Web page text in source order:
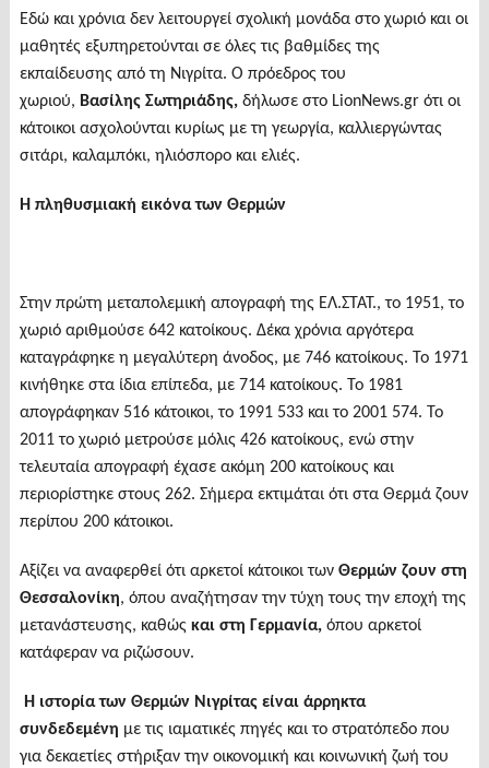
Εδώ και χρόνια δεν λειτουργεί σχολική μονάδα στο χωριό και οι
μαθητές εξυπηρετούνται σε όλες τις βαθμίδες της
εκπαίδευσης από τη Νιγρίτα. Ο πρόεδρος του
χωριού, Βασίλης Σωτηριάδης,δήλωσε στο LionNews.gr ότι οι
κάτοικοι ασχολούνται κυρίως με τη γεωργία, καλλιεργώντας
σιτάρι, καλαμπόκι, ηλιόσπορο και ελιές.
Η πληθυσμιακή εικόνα των Θερμών
Στην πρώτη μεταπολεμική απογραφή της ΕΛ.ΣΤΑΤ., το 1951, το
χωριό αριθμούσε 642 κατοίκους. Δέκα χρόνια αργότερα
καταγράφηκε η μεγαλύτερη άνοδος, με 746 κατοίκους. Το 1971
κινήθηκε στα ίδια επίπεδα, με 714 κατοίκους. Το 1981
απογράφηκαν 516 κάτοικοι, το 1991 533 και το 2001 574. Το
2011 το χωριό μετρούσε μόλις 426 κατοίκους, ενώ στην
τελευταία απογραφή έχασε ακόμη 200 κατοίκους και
περιορίστηκε στους 262. Σήμερα εκτιμάται ότι στα Θερμά ζουν
περίπου 200 κάτοικοι.
Αξίζει να αναφερθεί ότι αρκετοί κάτοικοι των Θερμών ζουν στη
Θεσσαλονίκη, όπου αναζήτησαν την τύχη τους την εποχή της
μετανάστευσης, καθώς και στη Γερμανία,όπου αρκετοί
κατάφεραν να ριζώσουν.
Η ιστορία των Θερμών Νιγρίτας είναι άρρηκτα
συνδεδεμένη με τις ιαματικές πηγές και το στρατόπεδο που
για δεκαετίες στήριξαν την οικονομική και κοινωνική ζωή του